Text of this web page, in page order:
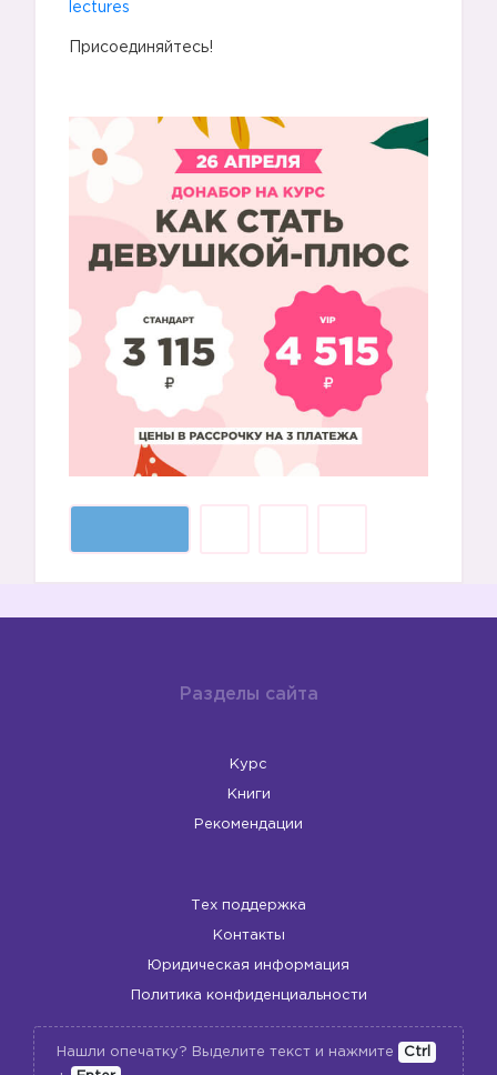
✔️
✔️
✔️
lectures
Присоединяйтесь!
Разделы сайта
Курс
Книги
Рекомендации
Тех поддержка
Контакты
Юридическая информация
Политика конфиденциальности
Нашли опечатку? Выделите текст и нажмите
Ctrl